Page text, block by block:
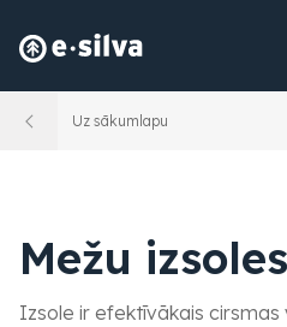
Uz sākumlapu
Mežu izsoles
Izsole ir efektīvākais